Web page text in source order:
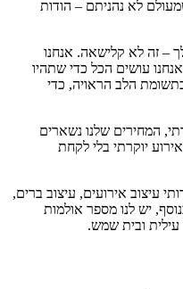
לא נהניתם – הודות
– זה לא קלישאה. אנחנו
עושים הכל כדי שתהיו
הלב הראויה, כדי
המחירים שלנו נשארים
יוקרתי בלי לקחת
עיצוב אירועים, עיצוב ברים,
יש לנו מספר אולמות
עילית ובית שמש.